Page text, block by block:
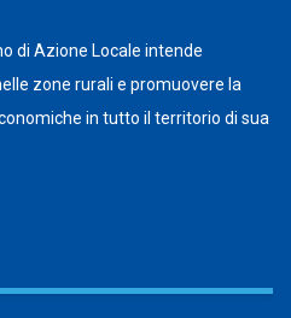
di Azione Locale intende
zone rurali e promuovere la
in tutto il territorio di sua